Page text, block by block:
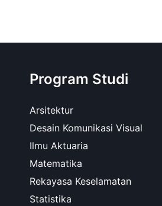
Program Studi
Arsitektur
Desain Komunikasi Visual
Ilmu Aktuaria
Matematika
Rekayasa Keselamatan
Statistika